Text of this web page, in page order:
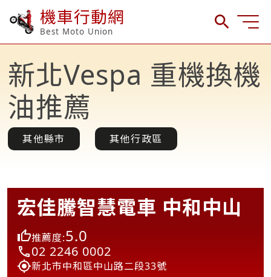
機車行動網
Best Moto Union
新北Vespa 重機換機
油推薦
其他縣市 其他行政區
宏佳騰智慧電車 中和中山
推薦度:5.0
02 2246 0002
新北市中和區中山路二段33號